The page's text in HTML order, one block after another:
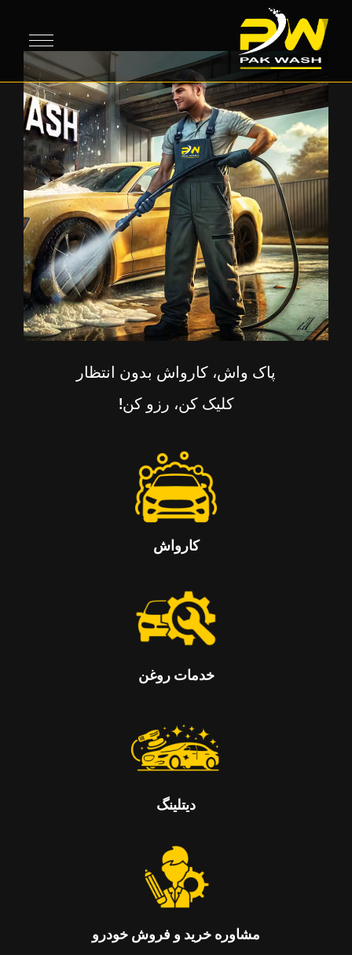
پاک واش، کارواش بدون انتظار
کلیک کن، رزو کن!
كارواش
خدمات روغن
دیتلینگ
مشاوره خريد و فروش خودرو